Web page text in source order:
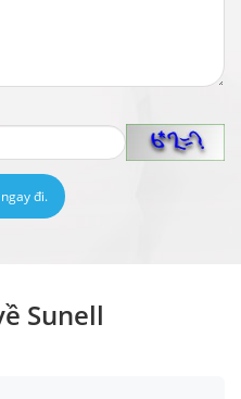
đi.
Sunell